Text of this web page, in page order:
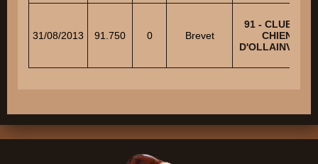
31/08/2013 91.750 0 Brevet
91 - CLUB DU
CHIEN
D'OLLAINVILLE